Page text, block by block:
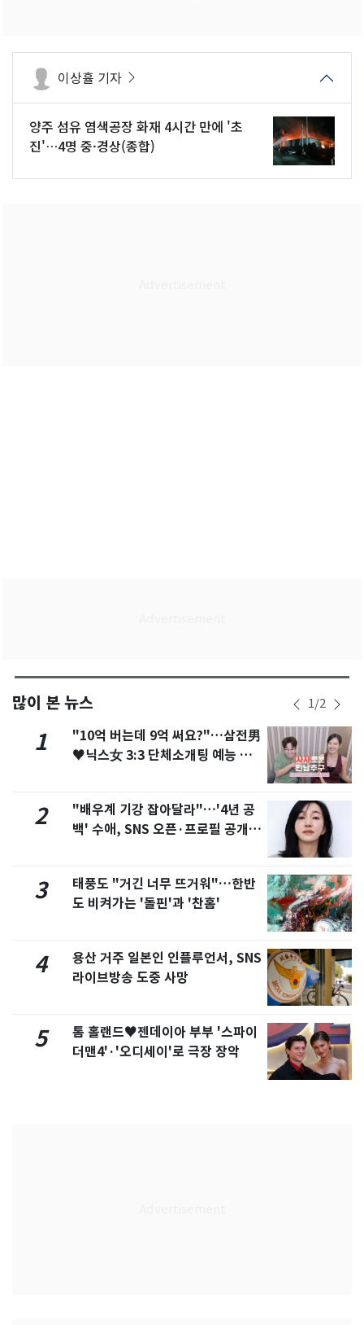
이상휼 기자
양주 섬유 염색공장 화재 4시간 만에 '초
진'…4명 중·경상(종합)
많이 본 뉴스 1/2
1
"10억 버는데 9억 써요?"…삼전男
♥닉스女 3:3 단체소개팅 예능 화
2
"배우계 기강 잡아달라"…'4년 공
백' 수애, SNS 오픈·프로필 공개
3
태풍도 "거긴 너무 뜨거워"…한반
도 비켜가는 '돌핀'과 '찬홈'
4
용산 거주 일본인 인플루언서, SNS
라이브방송 도중 사망
5
톰 홀랜드♥젠데이아 부부 '스파이
더맨4'·'오디세이'로 극장 장악